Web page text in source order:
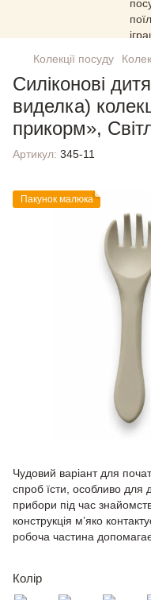
Колекції посуду
Силіконові
виделка)
прикорм»,
Артикул: 345-11
Пакунок малюка
Чудовий варіант для
спроб їсти, особливо для
прибори під час
конструкція м’яко
робоча частина
Колір